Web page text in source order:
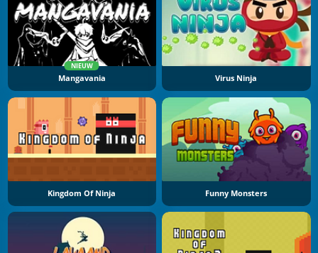
NIEUW
Mangavania Virus Ninja
Kingdom Of Ninja Funny Monsters